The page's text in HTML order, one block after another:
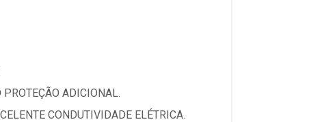
ADICIONAL.
CONDUTIVIDADE ELÉTRICA.